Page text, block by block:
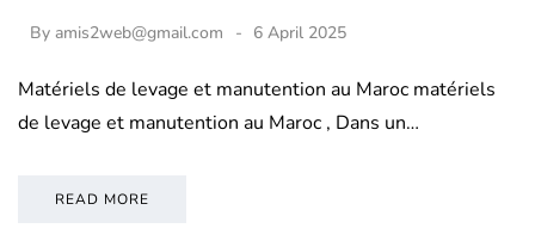
By amis2web@gmail.com 6 April 2025
Matériels de levage et manutention au Maroc matériels
de levage et manutention au Maroc , Dans un…
READ MORE